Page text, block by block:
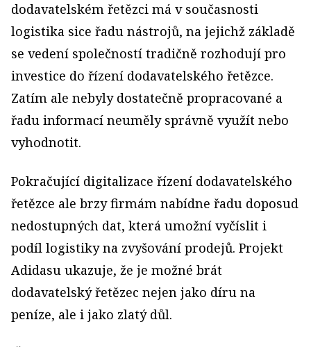
dodavatelském řetězci má v současnosti
logistika sice řadu nástrojů, na jejichž základě
se vedení společností tradičně rozhodují pro
investice do řízení dodavatelského řetězce.
Zatím ale nebyly dostatečně propracované a
řadu informací neuměly správně využít nebo
vyhodnotit.
Pokračující digitalizace řízení dodavatelského
řetězce ale brzy firmám nabídne řadu doposud
nedostupných dat, která umožní vyčíslit i
podíl logistiky na zvyšování prodejů. Projekt
Adidasu ukazuje, že je možné brát
dodavatelský řetězec nejen jako díru na
peníze, ale i jako zlatý důl.